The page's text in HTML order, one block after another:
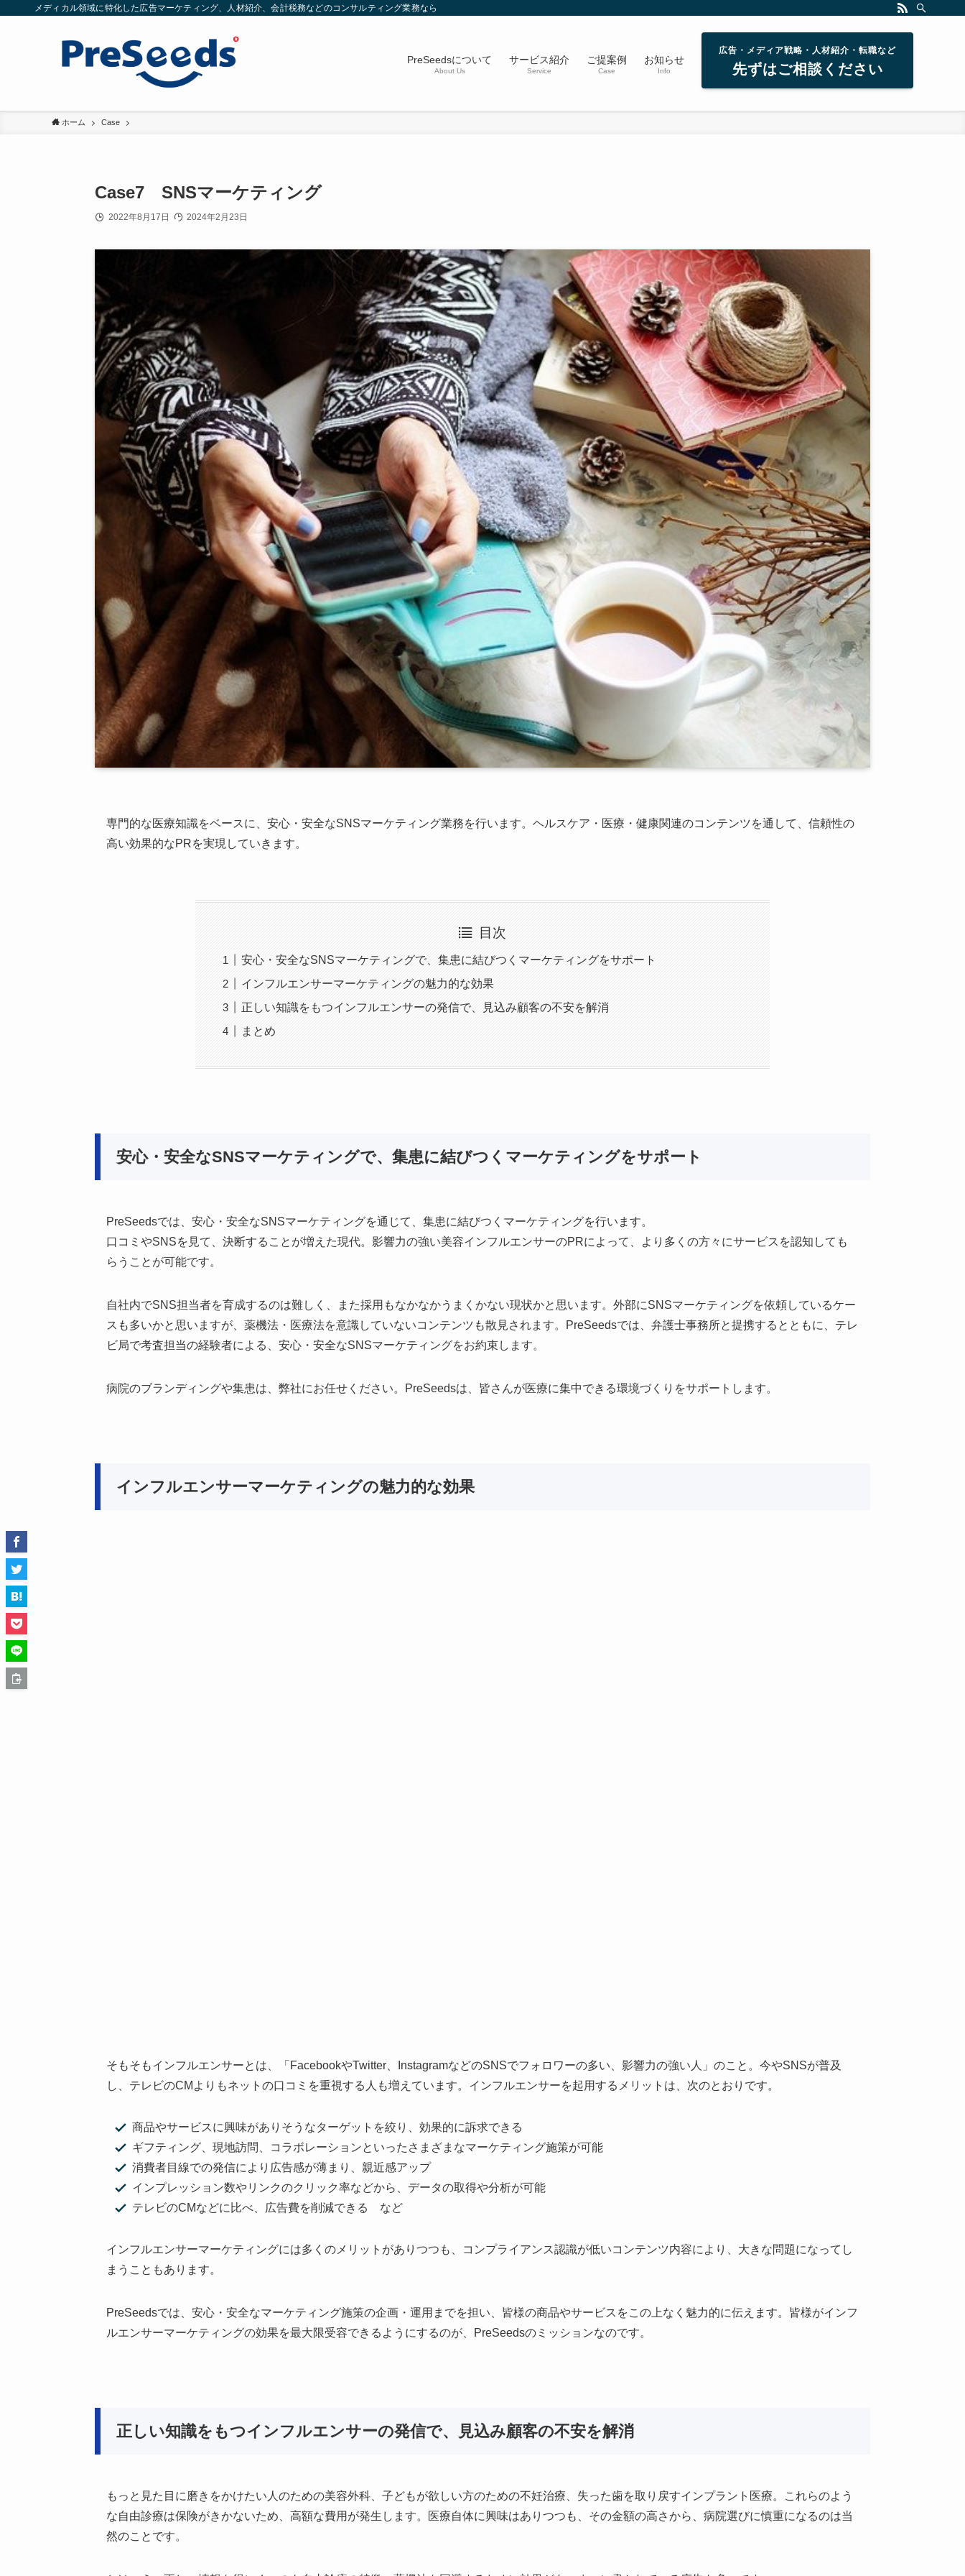
メディカル領域に特化した広告マーケティング、人材紹介、会計税務などのコンサルティング業務なら
PreSeedsについて
About Us
サービス紹介
Service
ご提案例
Case
お知らせ
Info
広告・メディア戦略・人材紹介・転職など
先ずはご相談ください
ホーム Case
Case7 SNSマーケティング
2022年8月17日 2024年2月23日
専門的な医療知識をベースに、安心・安全なSNSマーケティング業務を行います。ヘルスケア・医療・健康関連のコンテンツを通して、信頼性の
高い効果的なPRを実現していきます。
目次
安心・安全なSNSマーケティングで、集患に結びつくマーケティングをサポート
インフルエンサーマーケティングの魅力的な効果
正しい知識をもつインフルエンサーの発信で、見込み顧客の不安を解消
まとめ
安心・安全なSNSマーケティングで、集患に結びつくマーケティングをサポート
PreSeedsでは、安心・安全なSNSマーケティングを通じて、集患に結びつくマーケティングを行います。
口コミやSNSを見て、決断することが増えた現代。影響力の強い美容インフルエンサーのPRによって、より多くの方々にサービスを認知しても
らうことが可能です。
自社内でSNS担当者を育成するのは難しく、また採用もなかなかうまくかない現状かと思います。外部にSNSマーケティングを依頼しているケー
スも多いかと思いますが、薬機法・医療法を意識していないコンテンツも散見されます。PreSeedsでは、弁護士事務所と提携するとともに、テレ
ビ局で考査担当の経験者による、安心・安全なSNSマーケティングをお約束します。
病院のブランディングや集患は、弊社にお任せください。PreSeedsは、皆さんが医療に集中できる環境づくりをサポートします。
インフルエンサーマーケティングの魅力的な効果
そもそもインフルエンサーとは、「FacebookやTwitter、InstagramなどのSNSでフォロワーの多い、影響力の強い人」のこと。今やSNSが普及
し、テレビのCMよりもネットの口コミを重視する人も増えています。インフルエンサーを起用するメリットは、次のとおりです。
商品やサービスに興味がありそうなターゲットを絞り、効果的に訴求できる
ギフティング、現地訪問、コラボレーションといったさまざまなマーケティング施策が可能
消費者目線での発信により広告感が薄まり、親近感アップ
インプレッション数やリンクのクリック率などから、データの取得や分析が可能
テレビのCMなどに比べ、広告費を削減できる など
インフルエンサーマーケティングには多くのメリットがありつつも、コンプライアンス認識が低いコンテンツ内容により、大きな問題になってし
まうこともあります。
PreSeedsでは、安心・安全なマーケティング施策の企画・運用までを担い、皆様の商品やサービスをこの上なく魅力的に伝えます。皆様がインフ
ルエンサーマーケティングの効果を最大限受容できるようにするのが、PreSeedsのミッションなのです。
正しい知識をもつインフルエンサーの発信で、見込み顧客の不安を解消
もっと見た目に磨きをかけたい人のための美容外科、子どもが欲しい方のための不妊治療、失った歯を取り戻すインプラント医療。これらのよう
な自由診療は保険がきかないため、高額な費用が発生します。医療自体に興味はありつつも、その金額の高さから、病院選びに慎重になるのは当
然のことです。